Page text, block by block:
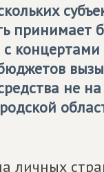
принимает
концертами
не
личных